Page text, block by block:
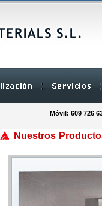
Móvil: 609 726
Nuestros